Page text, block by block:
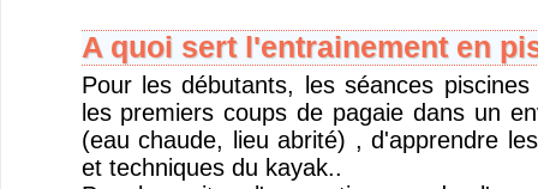
A quoi sert l'entrainement en
Pour les débutants, les séances
les premiers coups de pagaie dans un
(eau chaude, lieu abrité) , d'apprendre
et techniques du kayak..